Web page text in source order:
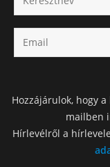
Hozzájárulok, hogy
mailben
Hírlevélről a